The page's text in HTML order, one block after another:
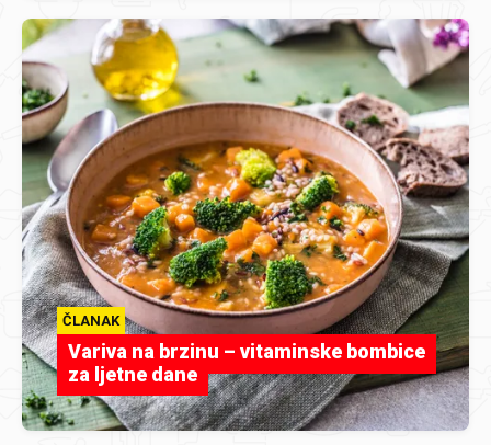
ČLANAK
Variva na brzinu – vitaminske bombice
za ljetne dane